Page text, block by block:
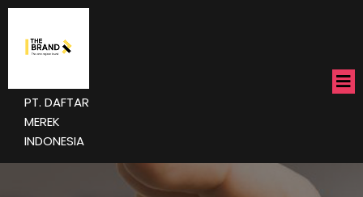
PT. DAFTAR
MEREK
INDONESIA